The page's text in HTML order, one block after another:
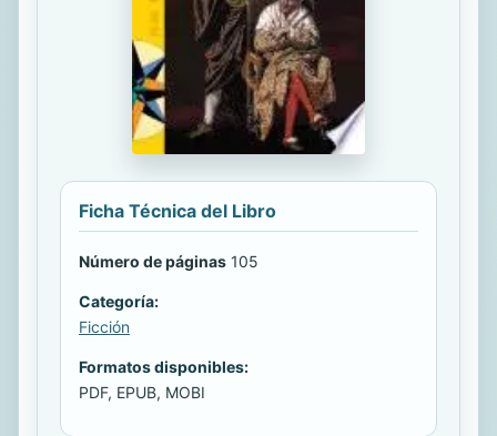
Ficha Técnica del Libro
Número de páginas 105
Categoría:
Ficción
Formatos disponibles:
PDF, EPUB, MOBI